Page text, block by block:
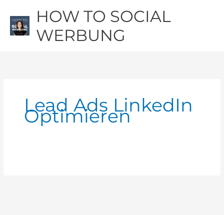
Inhalt
springen
HOW TO SOCIAL
WERBUNG
Lead Ads LinkedIn
Optimieren